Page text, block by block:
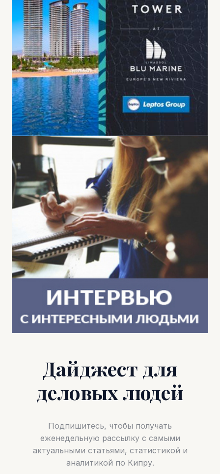
Дайджест для
деловых людей
Подпишитесь, чтобы получать
еженедельную рассылку с самыми
актуальными статьями, статистикой и
аналитикой по Кипру.